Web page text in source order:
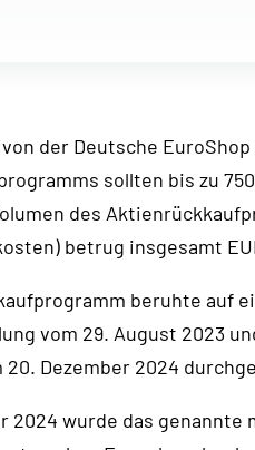
der Deutsche
sollten bis zu
des
betrug insgesamt
beruhte auf
vom 29. August 2023
20. Dezember 2024
2024 wurde das